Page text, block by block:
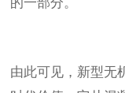
由此可见，新型无